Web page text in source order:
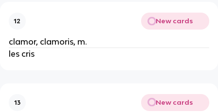
12 New cards
clamor, clamoris, m.
les cris
13 New cards